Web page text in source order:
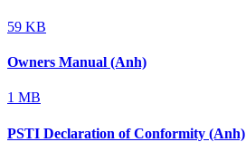
59 KB
Owners Manual (Anh)
1 MB
PSTI Declaration of Conformity (Anh)